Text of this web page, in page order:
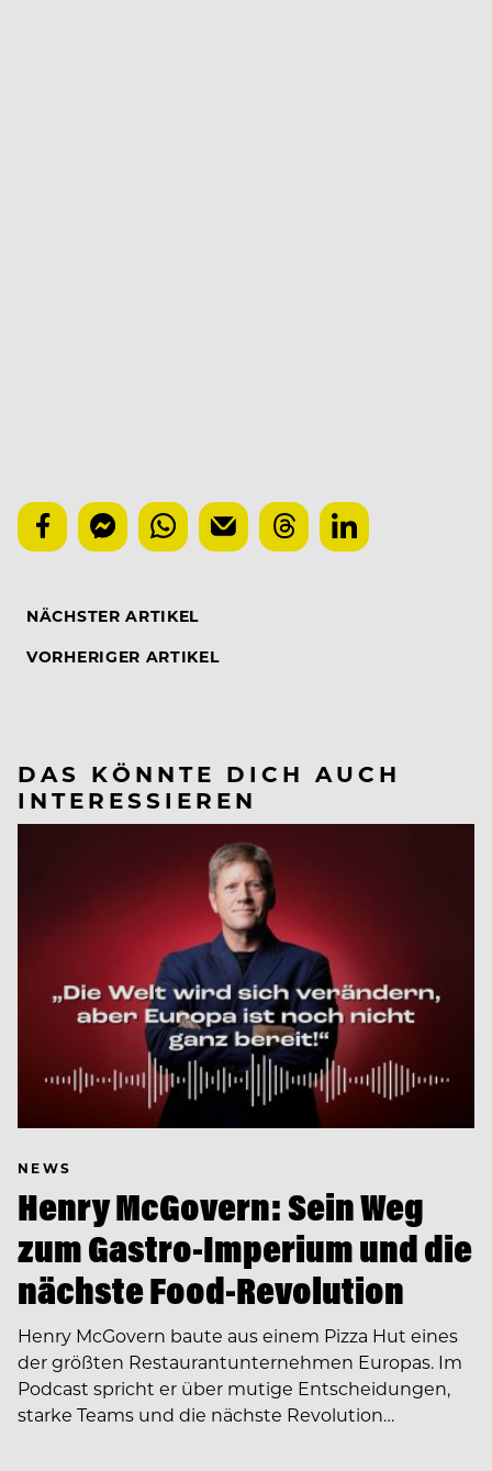
NÄCHSTER ARTIKEL
VORHERIGER ARTIKEL
DAS KÖNNTE DICH AUCH
INTERESSIEREN
NEWS
Henry McGovern: Sein Weg
zum Gastro-Imperium und die
nächste Food-Revolution
Henry McGovern baute aus einem Pizza Hut eines
der größten Restaurantunternehmen Europas. Im
Podcast spricht er über mutige Entscheidungen,
starke Teams und die nächste Revolution…